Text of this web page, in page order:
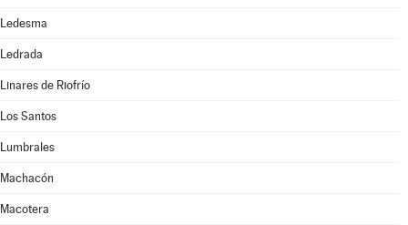
Ledesma
Ledrada
Linares de Riofrío
Los Santos
Lumbrales
Machacón
Macotera